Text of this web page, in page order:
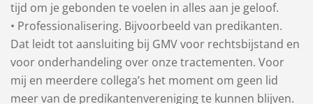
tijd om je gebonden te voelen in alles aan je geloof.
• Professionalisering. Bijvoorbeeld van predikanten.
Dat leidt tot aansluiting bij GMV voor rechtsbijstand en
voor onderhandeling over onze tractementen. Voor
mij en meerdere collega’s het moment om geen lid
meer van de predikantenvereniging te kunnen blijven.